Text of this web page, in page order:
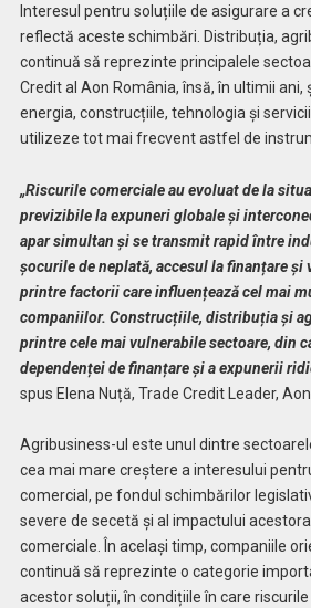
Interesul pentru soluțiile de asigurare a
reflectă aceste schimbări. Distribuția,
continuă să reprezinte principalele
Credit al Aon România, însă, în ultimii ani,
energia, construcțiile, tehnologia și
utilizeze tot mai frecvent astfel de
„Riscurile comerciale au evoluat de la
previzibile la expuneri globale și
apar simultan și se transmit rapid între
șocurile de neplată, accesul la finanțare
printre factorii care influențează cel mai
companiilor. Construcțiile, distribuția și
printre cele mai vulnerabile sectoare, din
dependenței de finanțare și a expunerii
spus Elena Nuță, Trade Credit Leader,
Agribusiness-ul este unul dintre
cea mai mare creștere a interesului
comercial, pe fondul schimbărilor
severe de secetă și al impactului
comerciale. În același timp, companiile
continuă să reprezinte o categorie
acestor soluții, în condițiile în care